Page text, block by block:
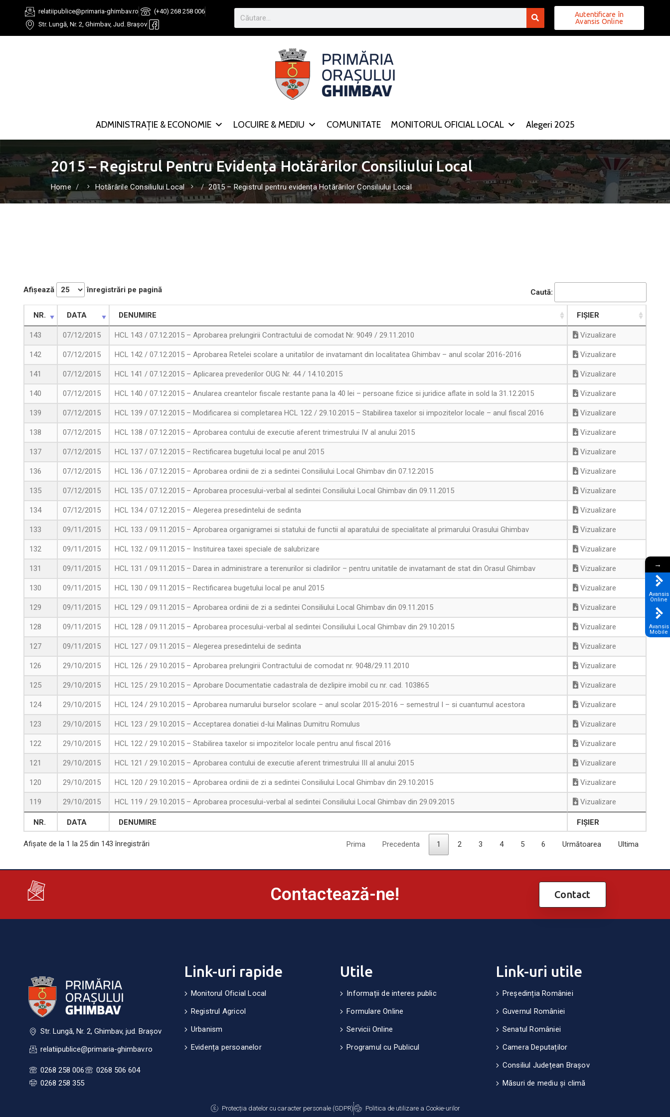
relatiipublice@primaria-ghimbav.ro
(+40) 268 258 006
Str. Lungă, Nr. 2, Ghimbav, Jud. Brașov
Autentificare în
Avansis Online
ADMINISTRAȚIE & ECONOMIE LOCUIRE & MEDIU COMUNITATE MONITORUL OFICIAL LOCAL Alegeri 2025
2015 – Registrul Pentru Evidența Hotărârilor Consiliului Local
Home Hotărârile Consiliului Local 2015 – Registrul pentru evidența Hotărârilor Consiliului Local
Afișează înregistrări pe pagină Caută:
NR. DATA DENUMIRE FIȘIER
143 07/12/2015 HCL 143 / 07.12.2015 – Aprobarea prelungirii Contractului de comodat Nr. 9049 / 29.11.2010 Vizualizare
142 07/12/2015 HCL 142 / 07.12.2015 – Aprobarea Retelei scolare a unitatilor de invatamant din localitatea Ghimbav – anul scolar 2016-2016 Vizualizare
141 07/12/2015 HCL 141 / 07.12.2015 – Aplicarea prevederilor OUG Nr. 44 / 14.10.2015 Vizualizare
140 07/12/2015 HCL 140 / 07.12.2015 – Anularea creantelor fiscale restante pana la 40 lei – persoane fizice si juridice aflate in sold la 31.12.2015 Vizualizare
139 07/12/2015 HCL 139 / 07.12.2015 – Modificarea si completarea HCL 122 / 29.10.2015 – Stabilirea taxelor si impozitelor locale – anul fiscal 2016 Vizualizare
138 07/12/2015 HCL 138 / 07.12.2015 – Aprobarea contului de executie aferent trimestrului IV al anului 2015 Vizualizare
137 07/12/2015 HCL 137 / 07.12.2015 – Rectificarea bugetului local pe anul 2015 Vizualizare
136 07/12/2015 HCL 136 / 07.12.2015 – Aprobarea ordinii de zi a sedintei Consiliului Local Ghimbav din 07.12.2015 Vizualizare
135 07/12/2015 HCL 135 / 07.12.2015 – Aprobarea procesului-verbal al sedintei Consiliului Local Ghimbav din 09.11.2015 Vizualizare
134 07/12/2015 HCL 134 / 07.12.2015 – Alegerea presedintelui de sedinta Vizualizare
133 09/11/2015 HCL 133 / 09.11.2015 – Aprobarea organigramei si statului de functii al aparatului de specialitate al primarului Orasului Ghimbav Vizualizare
132 09/11/2015 HCL 132 / 09.11.2015 – Instituirea taxei speciale de salubrizare Vizualizare
131 09/11/2015 HCL 131 / 09.11.2015 – Darea in administrare a terenurilor si cladirilor – pentru unitatile de invatamant de stat din Orasul Ghimbav Vizualizare
130 09/11/2015 HCL 130 / 09.11.2015 – Rectificarea bugetului local pe anul 2015 Vizualizare
129 09/11/2015 HCL 129 / 09.11.2015 – Aprobarea ordinii de zi a sedintei Consiliului Local Ghimbav din 09.11.2015 Vizualizare
128 09/11/2015 HCL 128 / 09.11.2015 – Aprobarea procesului-verbal al sedintei Consiliului Local Ghimbav din 29.10.2015 Vizualizare
127 09/11/2015 HCL 127 / 09.11.2015 – Alegerea presedintelui de sedinta Vizualizare
126 29/10/2015 HCL 126 / 29.10.2015 – Aprobarea prelungirii Contractului de comodat nr. 9048/29.11.2010 Vizualizare
125 29/10/2015 HCL 125 / 29.10.2015 – Aprobare Documentatie cadastrala de dezlipire imobil cu nr. cad. 103865 Vizualizare
124 29/10/2015 HCL 124 / 29.10.2015 – Aprobarea numarului burselor scolare – anul scolar 2015-2016 – semestrul I – si cuantumul acestora Vizualizare
123 29/10/2015 HCL 123 / 29.10.2015 – Acceptarea donatiei d-lui Malinas Dumitru Romulus Vizualizare
122 29/10/2015 HCL 122 / 29.10.2015 – Stabilirea taxelor si impozitelor locale pentru anul fiscal 2016 Vizualizare
121 29/10/2015 HCL 121 / 29.10.2015 – Aprobarea contului de executie aferent trimestrului III al anului 2015 Vizualizare
120 29/10/2015 HCL 120 / 29.10.2015 – Aprobarea ordinii de zi a sedintei Consiliului Local Ghimbav din 29.10.2015 Vizualizare
119 29/10/2015 HCL 119 / 29.10.2015 – Aprobarea procesului-verbal al sedintei Consiliului Local Ghimbav din 29.09.2015 Vizualizare
NR. DATA DENUMIRE FIȘIER
Afișate de la 1 la 25 din 143 înregistrări Prima Precedenta 1 2 3 4 5 6 Următoarea Ultima
Contactează-ne! Contact
Str. Lungă, Nr. 2, Ghimbav, jud. Brașov
relatiipublice@primaria-ghimbav.ro
0268 258 006
0268 506 604
0268 258 355
Link-uri rapide
Monitorul Oficial Local
Registrul Agricol
Urbanism
Evidența persoanelor
Utile
Informații de interes public
Formulare Online
Servicii Online
Programul cu Publicul
Link-uri utile
Președinția României
Guvernul României
Senatul României
Camera Deputaților
Consiliul Județean Brașov
Măsuri de mediu și climă
Protecția datelor cu caracter personale (GDPR) Politica de utilizare a Cookie-urilor
→
Avansis
Online
Avansis
Mobile